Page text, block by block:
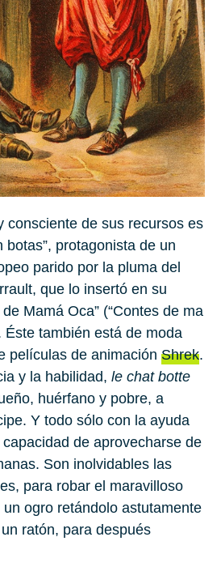
consciente de sus recursos es
botas”, protagonista de un
parido por la pluma del
que lo insertó en su
Mamá Oca” (“Contes de ma
Éste también está de moda
películas de animación Shrek.
y la habilidad, le chat botte
huérfano y pobre, a
Y todo sólo con la ayuda
de aprovecharse de
Son inolvidables las
para robar el maravilloso
ogro retándolo astutamente
ratón, para después